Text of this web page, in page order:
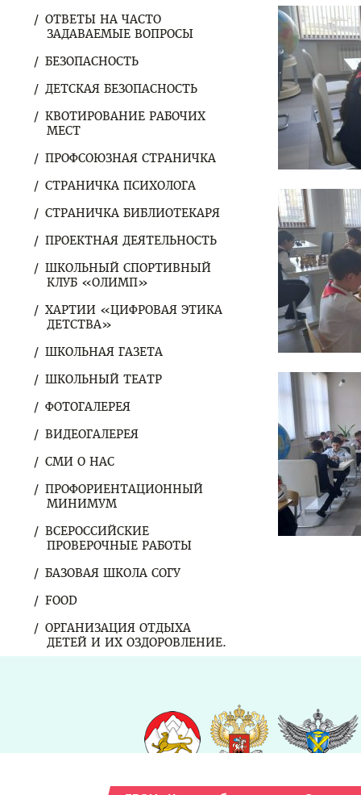
ОТВЕТЫ НА ЧАСТО
ЗАДАВАЕМЫЕ ВОПРОСЫ
БЕЗОПАСНОСТЬ
ДЕТСКАЯ БЕЗОПАСНОСТЬ
КВОТИРОВАНИЕ РАБОЧИХ
МЕСТ
ПРОФСОЮЗНАЯ СТРАНИЧКА
СТРАНИЧКА ПСИХОЛОГА
СТРАНИЧКА БИБЛИОТЕКАРЯ
ПРОЕКТНАЯ ДЕЯТЕЛЬНОСТЬ
ШКОЛЬНЫЙ СПОРТИВНЫЙ
КЛУБ «ОЛИМП»
ХАРТИИ «ЦИФРОВАЯ ЭТИКА
ДЕТСТВА»
ШКОЛЬНАЯ ГАЗЕТА
ШКОЛЬНЫЙ ТЕАТР
ФОТОГАЛЕРЕЯ
ВИДЕОГАЛЕРЕЯ
СМИ О НАС
ПРОФОРИЕНТАЦИОННЫЙ
МИНИМУМ
ВСЕРОССИЙСКИЕ
ПРОВЕРОЧНЫЕ РАБОТЫ
БАЗОВАЯ ШКОЛА СОГУ
FOOD
ОРГАНИЗАЦИЯ ОТДЫХА
ДЕТЕЙ И ИХ ОЗДОРОВЛЕНИЕ.